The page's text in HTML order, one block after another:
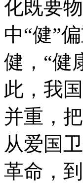
化既要
中“健”
健，“健
此，我
并重，
从爱国
革命，